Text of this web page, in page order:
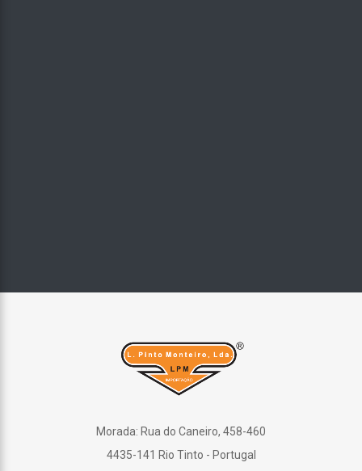
Morada: Rua do Caneiro, 458-460
4435-141 Rio Tinto - Portugal